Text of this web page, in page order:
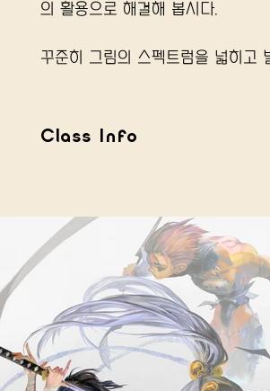
의 활용으로 해결해 봅시다.
꾸준히 그림의 스펙트럼을 넓히고
Class Info